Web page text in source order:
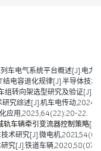
车电气系统平台概述[J].电
结电容退化规律[J].半导体技
组转向架选型研究及验证[J].
研究综述[J].机车电传动
应用,2023,64(22):20-22.
轨车辆牵引变流器控制策略
技术研究[J].微电机
研究[J].铁道车辆